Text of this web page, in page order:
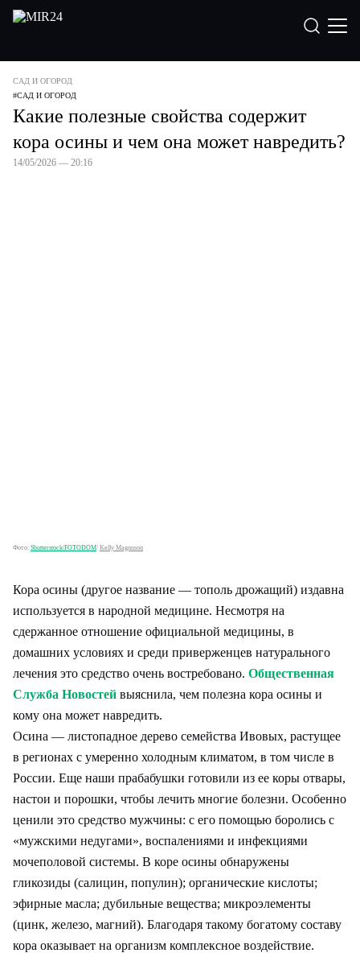
САД И ОГОРОД
#САД И ОГОРОД
Какие полезные свойства содержит
кора осины и чем она может навредить?
14/05/2026 — 20:16
Фото: Shutterstock/FOTODOM/ Kelly Magnuson
Кора осины (другое название — тополь дрожащий) издавна
используется в народной медицине. Несмотря на
сдержанное отношение официальной медицины, в
домашних условиях и среди приверженцев натурального
лечения это средство очень востребовано. Общественная
Служба Новостей выяснила, чем полезна кора осины и
кому она может навредить.
Осина — листопадное дерево семейства Ивовых, растущее
в регионах с умеренно холодным климатом, в том числе в
России. Еще наши прабабушки готовили из ее коры отвары,
настои и порошки, чтобы лечить многие болезни. Особенно
ценили это средство мужчины: с его помощью боролись с
«мужскими недугами», воспалениями и инфекциями
мочеполовой системы. В коре осины обнаружены
гликозиды (салицин, популин); органические кислоты;
эфирные масла; дубильные вещества; микроэлементы
(цинк, железо, магний). Благодаря такому богатому составу
кора оказывает на организм комплексное воздействие.